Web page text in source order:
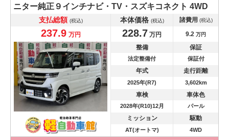
ニター純正９インチナビ・TV・スズキコネクト 4WD
支払総額 (税込) 本体価格 (税込) 諸費用 (税込)
237.9 万円 228.7 万円 9.2 万円
整備 保証
法定整備付 保証付
年式 走行距離
2025年(R7) 3,602km
車検 車体色
2028年(R10)12月 パール
ミッション 駆動
AT(オートマ) 4WD